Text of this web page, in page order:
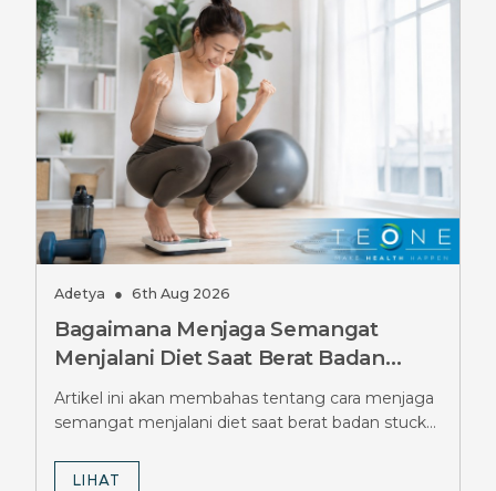
Adetya ● 6th Aug 2026
Bagaimana Menjaga Semangat
Menjalani Diet Saat Berat Badan
Stuck Berbulan-bulan, Simak Tipsnya
Artikel ini akan membahas tentang cara menjaga
semangat menjalani diet saat berat badan stuck
LIHAT